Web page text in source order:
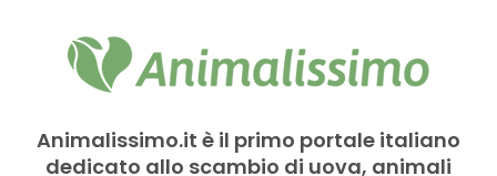
Animalissimo.it è il primo portale italiano
dedicato allo scambio di uova, animali